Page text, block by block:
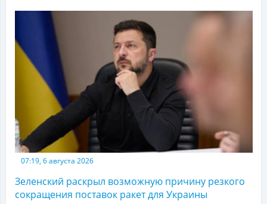
07:19, 6 августа 2026
Зеленский раскрыл возможную причину резкого
сокращения поставок ракет для Украины